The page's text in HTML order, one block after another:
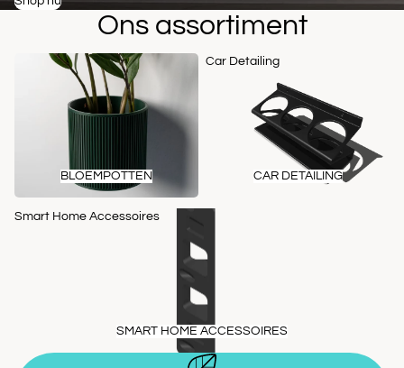
Ons assortiment
Bloempotten
BLOEMPOTTEN
Car Detailing
CAR DETAILING
Smart Home Accessoires
SMART HOME ACCESSOIRES